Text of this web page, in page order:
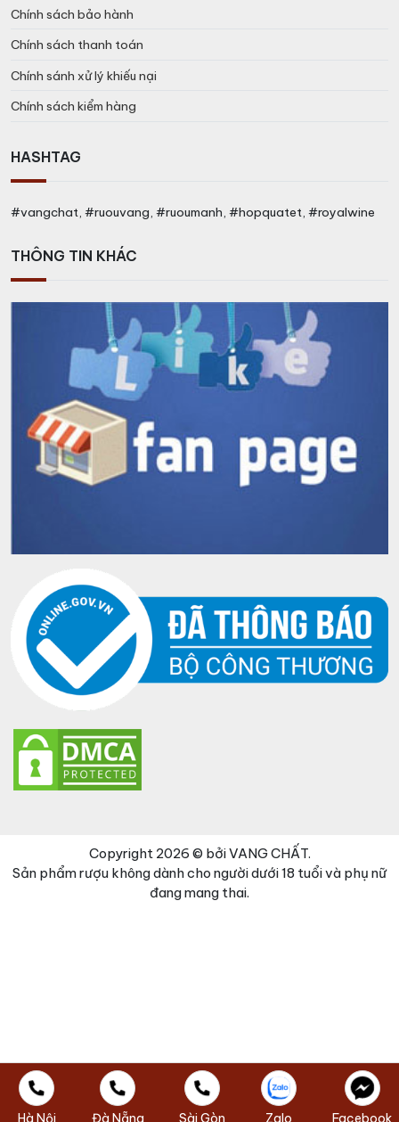
Chính sách bảo hành
Chính sách thanh toán
Chính sánh xử lý khiếu nại
Chính sách kiểm hàng
HASHTAG
#vangchat, #ruouvang, #ruoumanh, #hopquatet, #royalwine
THÔNG TIN KHÁC
Copyright 2026 © bởi VANG CHẤT.
Sản phẩm rượu không dành cho người dưới 18 tuổi và phụ nữ
đang mang thai.
Đã thêm sản phẩm vào giỏ hàng
0 items -
Thanh toán
Hà Nội
Đà Nẵng Sài Gòn Zalo Facebook